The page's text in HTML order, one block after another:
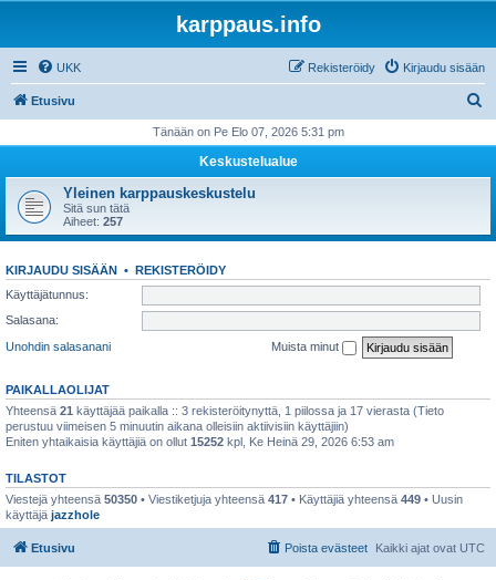
karppaus.info
UKK Kirjaudu sisään
Rekisteröidy
Etusivu
i
Tänään on Pe Elo 07, 2026 5:31 pm
Keskustelualue
Yleinen karppauskeskustelu
Sitä sun tätä
Aiheet: 257
KIRJAUDU SISÄÄN • REKISTERÖIDY
Käyttäjätunnus:
Salasana:
Unohdin salasanani
Muista minut
PAIKALLAOLIJAT
Yhteensä 21 käyttäjää paikalla :: 3 rekisteröitynyttä, 1 piilossa ja 17 vierasta (Tieto
perustuu viimeisen 5 minuutin aikana olleisiin aktiivisiin käyttäjiin)
Eniten yhtaikaisia käyttäjiä on ollut 15252 kpl, Ke Heinä 29, 2026 6:53 am
TILASTOT
Viestejä yhteensä 50350 • Viestiketjuja yhteensä 417 • Käyttäjiä yhteensä 449 • Uusin
käyttäjä jazzhole
Etusivu Kaikki ajat ovat UTC
Poista evästeet